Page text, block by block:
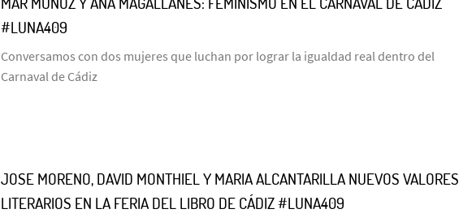
#LUNA409
Conversamos con dos mujeres que luchan por lograr la igualdad real dentro del
Carnaval de Cádiz
JOSE MORENO, DAVID MONTHIEL Y MARIA ALCANTARILLA NUEVOS VALORES
LITERARIOS EN LA FERIA DEL LIBRO DE CÁDIZ #LUNA409